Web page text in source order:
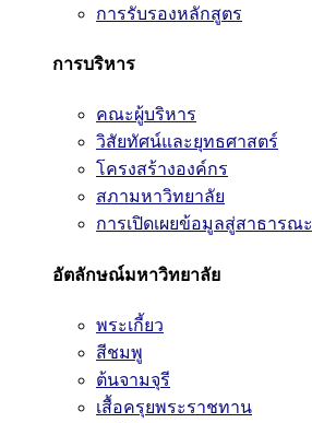
การรับรองหลักสูตร
การบริหาร
คณะผู้บริหาร
วิสัยทัศน์และยุทธศาสตร์
โครงสร้างองค์กร
สภามหาวิทยาลัย
การเปิดเผยข้อมูลสู่สาธารณะ
อัตลักษณ์มหาวิทยาลัย
พระเกี้ยว
สีชมพู
ต้นจามจุรี
เสื้อครุยพระราชทาน